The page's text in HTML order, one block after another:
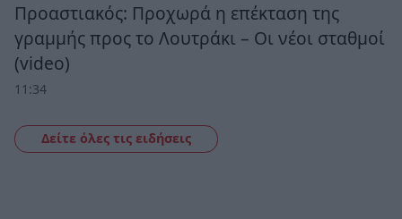
Προαστιακός: Προχωρά η επέκταση της
γραμμής προς το Λουτράκι – Οι νέοι σταθμοί
(video)
11:34
Δείτε όλες τις ειδήσεις